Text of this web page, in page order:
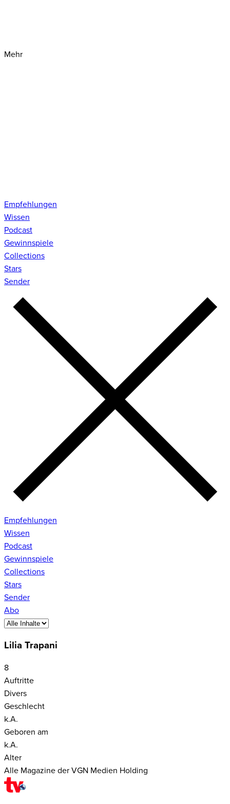
Mehr
Empfehlungen
Wissen
Podcast
Gewinnspiele
Collections
Stars
Sender
Empfehlungen
Wissen
Podcast
Gewinnspiele
Collections
Stars
Sender
Abo
Lilia Trapani
8
Auftritte
Divers
Geschlecht
k.A.
Geboren am
k.A.
Alter
Alle Magazine der VGN Medien Holding